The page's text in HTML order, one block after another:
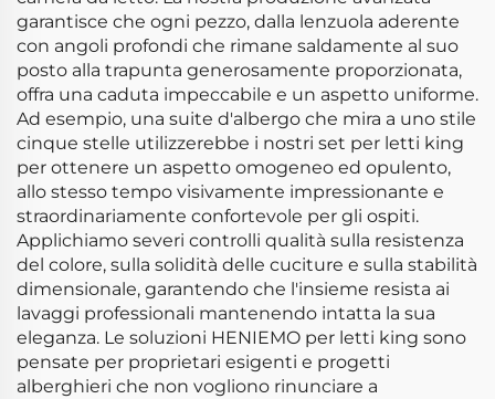
garantisce che ogni pezzo, dalla lenzuola aderente
con angoli profondi che rimane saldamente al suo
posto alla trapunta generosamente proporzionata,
offra una caduta impeccabile e un aspetto uniforme.
Ad esempio, una suite d'albergo che mira a uno stile
cinque stelle utilizzerebbe i nostri set per letti king
per ottenere un aspetto omogeneo ed opulento,
allo stesso tempo visivamente impressionante e
straordinariamente confortevole per gli ospiti.
Applichiamo severi controlli qualità sulla resistenza
del colore, sulla solidità delle cuciture e sulla stabilità
dimensionale, garantendo che l'insieme resista ai
lavaggi professionali mantenendo intatta la sua
eleganza. Le soluzioni HENIEMO per letti king sono
pensate per proprietari esigenti e progetti
alberghieri che non vogliono rinunciare a